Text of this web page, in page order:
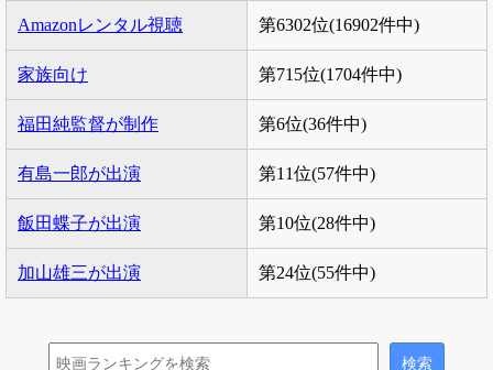
Amazonレンタル視聴 第6302位(16902件中)
家族向け 第715位(1704件中)
福田純監督が制作 第6位(36件中)
有島一郎が出演 第11位(57件中)
飯田蝶子が出演 第10位(28件中)
加山雄三が出演 第24位(55件中)